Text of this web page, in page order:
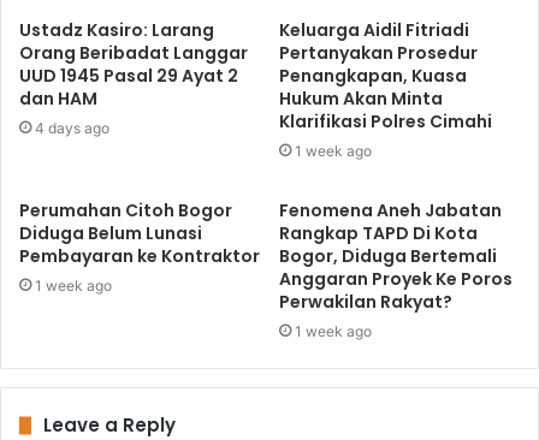
Ustadz Kasiro: Larang
Orang Beribadat Langgar
UUD 1945 Pasal 29 Ayat 2
dan HAM
4 days ago
Keluarga Aidil Fitriadi
Pertanyakan Prosedur
Penangkapan, Kuasa
Hukum Akan Minta
Klarifikasi Polres Cimahi
1 week ago
Perumahan Citoh Bogor
Diduga Belum Lunasi
Pembayaran ke Kontraktor
1 week ago
Fenomena Aneh Jabatan
Rangkap TAPD Di Kota
Bogor, Diduga Bertemali
Anggaran Proyek Ke Poros
Perwakilan Rakyat?
1 week ago
Leave a Reply